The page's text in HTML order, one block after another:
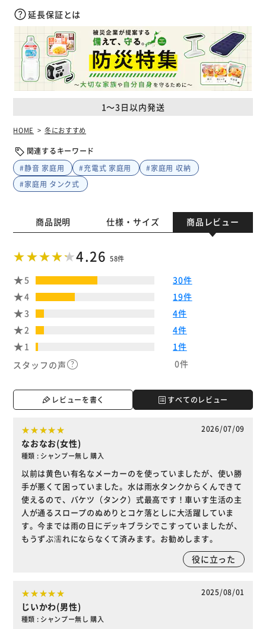
1～3日以内発送
延長保証とは
HOME 冬におすすめ
関連するキーワード
#静音 家庭用
#充電式 家庭用
#家庭用 収納
#家庭用 タンク式
商品説明 仕様・サイズ 商品レビュー
4.26 58件
5
30件
4
19件
3
4件
2
4件
1
1件
スタッフの声
0件
レビューを書く すべてのレビュー
2026/07/09
なおなお(女性)
種類 : シャンプー無し 購入
以前は黄色い有名なメーカーのを使っていましたが、使い勝
手が悪くて困っていました。水は雨水タンクからくんできて
使えるので、バケツ（タンク）式最高です！車いす生活の主
人が通るスロープのぬめりとコケ落としに大活躍していま
す。今までは雨の日にデッキブラシでこすっていましたが、
もうずぶ濡れにならなくて済みます。お勧めします。
役に立った
2025/08/01
じいかわ(男性)
種類 : シャンプー無し 購入